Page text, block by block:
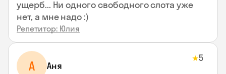
ущерб... Ни одного свободного слота уже
нет, а мне надо :)
Репетитор: Юлия
А Аня
★5